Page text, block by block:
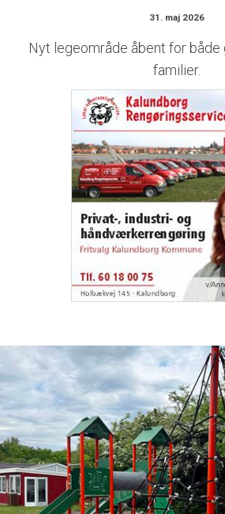
31. maj 2026
Nyt legeområde åbent for
familier.